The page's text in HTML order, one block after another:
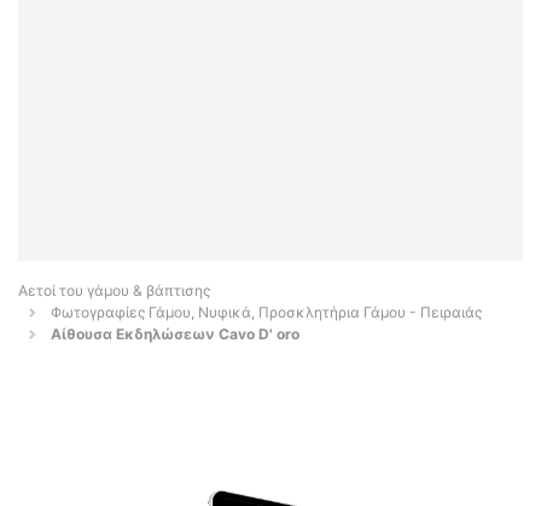
Αετοί του γάμου & βάπτισης
Φωτογραφίες Γάμου, Νυφικά, Προσκλητήρια Γάμου - Πειραιάς
Αίθουσα Εκδηλώσεων Cavo D' οro